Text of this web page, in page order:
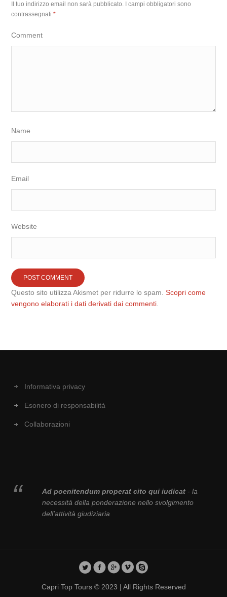
Il tuo indirizzo email non sarà pubblicato.
I campi obbligatori sono
contrassegnati*
Comment
Name
Email
Website
Questo sito utilizza Akismet per ridurre lo spam.Scopri come
vengono elaborati i dati derivati dai commenti
Informativa privacy
Esonero di responsabilità
Collaborazioni
Ad poenitendum properat cito qui iudicat- la
necessità della ponderazione nello svolgimento
dell'attività giudiziaria
Capri Top Tours © 2023 | All Rights Reserved